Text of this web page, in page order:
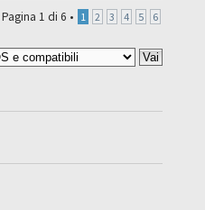
Pagina 1 di 6 • 1 2 3 4 5 6